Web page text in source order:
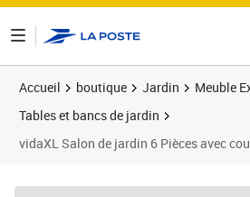
Accueil boutique Jardin
Meuble
Tables et bancs de jardin
vidaXL Salon de jardin 6 Pièces avec